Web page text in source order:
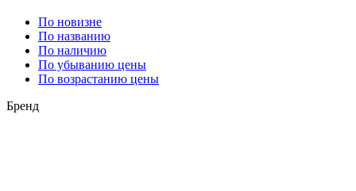
По новизне
По названию
По наличию
По убыванию цены
По возрастанию цены
Бренд